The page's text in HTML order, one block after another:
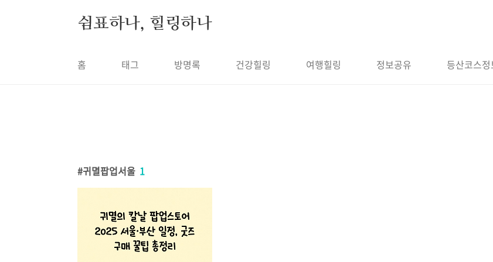
쉼표하나, 힐링하나
홈 태그 방명록 건강힐링 여행힐링 정보공유 등산코스정
귀멸팝업서울 1